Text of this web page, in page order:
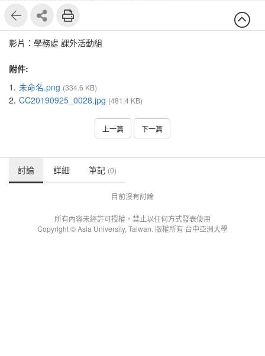
影片：學務處 課外活動組
附件:
1. 未命名.png (334.6 KB)
2. CC20190925_0028.jpg (481.4 KB)
上一篇 下一篇
討論 詳細 筆記 (0)
目前沒有討論
所有內容未經許可授權，禁止以任何方式發表使用
Copyright © Asia University, Taiwan. 版權所有 台中亞洲大學